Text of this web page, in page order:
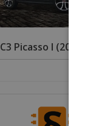
C3 Picasso I (2002 - 2009)